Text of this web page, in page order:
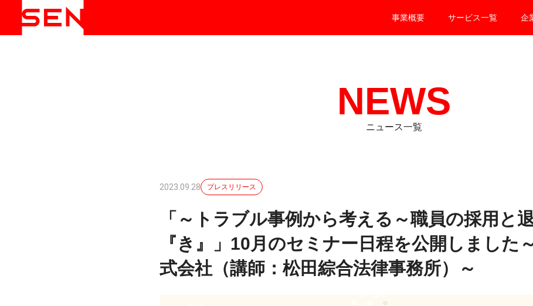
事業概要 サービス一覧 企
NEWS
ニュース一覧
2023.09.28 プレスリリース
「～トラブル事例から考える～職員の採用
『き』」10月のセミナー日程を公開しました
式会社（講師：松田綜合法律事務所）～